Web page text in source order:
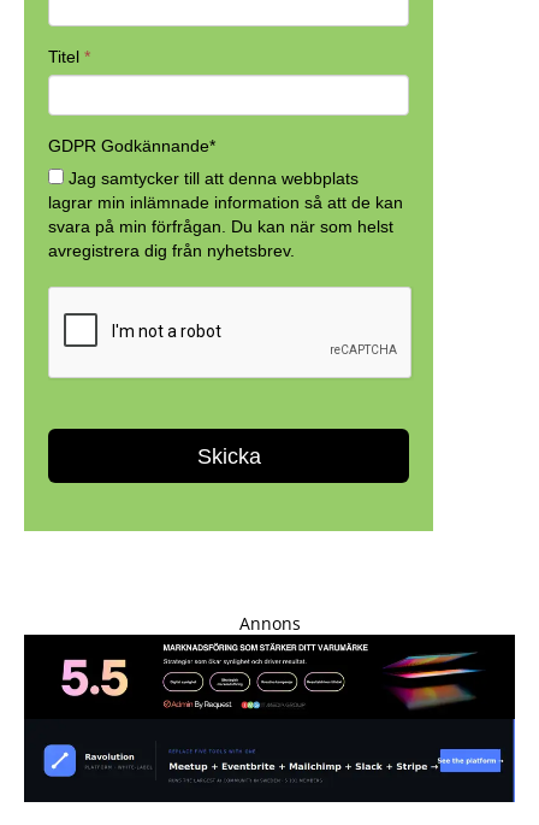
Annons